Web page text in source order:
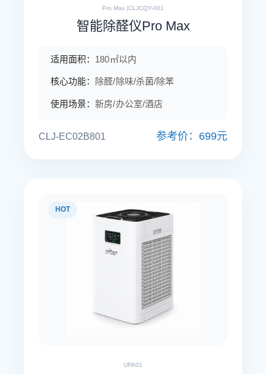
Pro Max |CLJCQY-001
智能除醛仪Pro Max
适用面积： 180㎡以内
核心功能： 除醛/除味/杀菌/除苯
使用场景：新房/办公室/酒店
CLJ-EC02B801 参考价：699元
HOT
UPA01